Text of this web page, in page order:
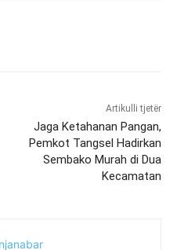
Artikulli tjetër
Jaga Ketahanan Pangan,
Pemkot Tangsel Hadirkan
Sembako Murah di Dua
Kecamatan